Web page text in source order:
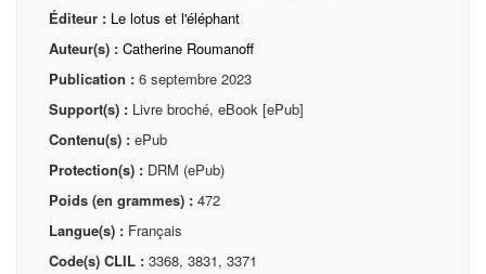
Éditeur : Le lotus et l'éléphant
Auteur(s) : Catherine Roumanoff
Publication : 6 septembre 2023
Support(s) : Livre broché, eBook [ePub]
Contenu(s) : ePub
Protection(s) : DRM (ePub)
Poids (en grammes) : 472
Langue(s) : Français
Code(s) CLIL : 3368, 3831, 3371